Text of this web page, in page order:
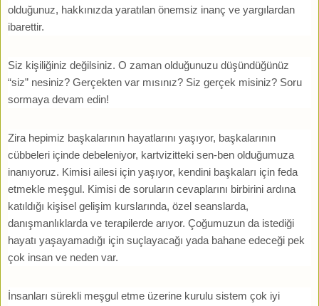
olduğunuz, hakkınızda yaratılan önemsiz inanç ve yargılardan
ibarettir.
Siz kişiliğiniz değilsiniz. O zaman olduğunuzu düşündüğünüz
“siz” nesiniz? Gerçekten var mısınız? Siz gerçek misiniz? Soru
sormaya devam edin!
Zira hepimiz başkalarının hayatlarını yaşıyor, başkalarının
cübbeleri içinde debeleniyor, kartvizitteki sen-ben olduğumuza
inanıyoruz. Kimisi ailesi için yaşıyor, kendini başkaları için feda
etmekle meşgul. Kimisi de soruların cevaplarını birbirini ardına
katıldığı kişisel gelişim kurslarında, özel seanslarda,
danışmanlıklarda ve terapilerde arıyor. Çoğumuzun da istediği
hayatı yaşayamadığı için suçlayacağı yada bahane edeceği pek
çok insan ve neden var.
İnsanları sürekli meşgul etme üzerine kurulu sistem çok iyi